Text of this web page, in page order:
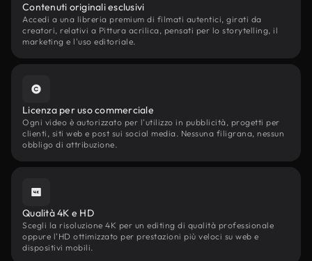
Contenuti originali esclusivi
Accedi a una libreria premium di filmati autentici, girati da
creatori, relativi a Pittura acrilica, pensati per lo storytelling, il
marketing e l'uso editoriale.
Licenza per uso commerciale
Ogni video è autorizzato per l'utilizzo in pubblicità, progetti per
clienti, siti web e post sui social media. Nessuna filigrana, nessun
obbligo di attribuzione.
Qualità 4K e HD
Scegli la risoluzione 4K per un editing di qualità professionale
oppure l'HD ottimizzato per prestazioni più veloci su web e
dispositivi mobili.